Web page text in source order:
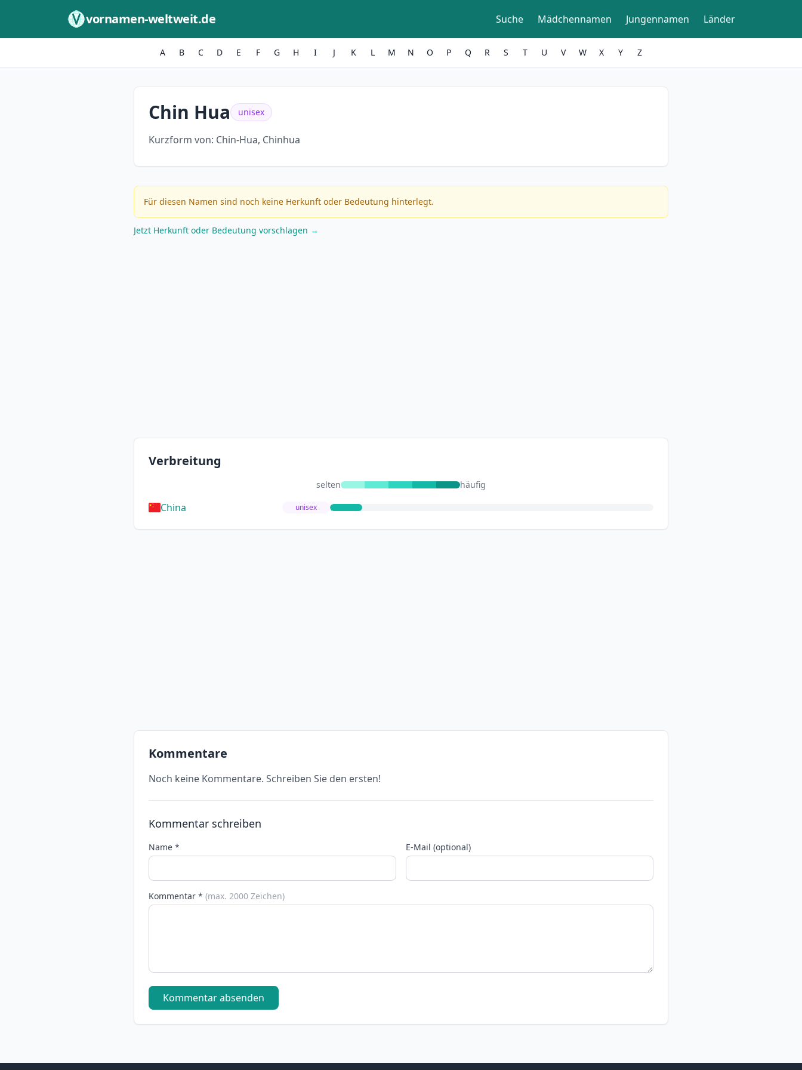
vornamen-weltweit.de Suche Mädchennamen Jungennamen Länder
A B C D E F G H I J K L M N O P Q R S T U V W X Y Z
Chin Hua unisex
Kurzform von: Chin-Hua, Chinhua
Für diesen Namen sind noch keine Herkunft oder Bedeutung hinterlegt.
Jetzt Herkunft oder Bedeutung vorschlagen →
Verbreitung
selten häufig
China unisex
Kommentare
Noch keine Kommentare. Schreiben Sie den ersten!
Kommentar schreiben
Name * E-Mail (optional)
Kommentar * (max. 2000 Zeichen)
Kommentar absenden